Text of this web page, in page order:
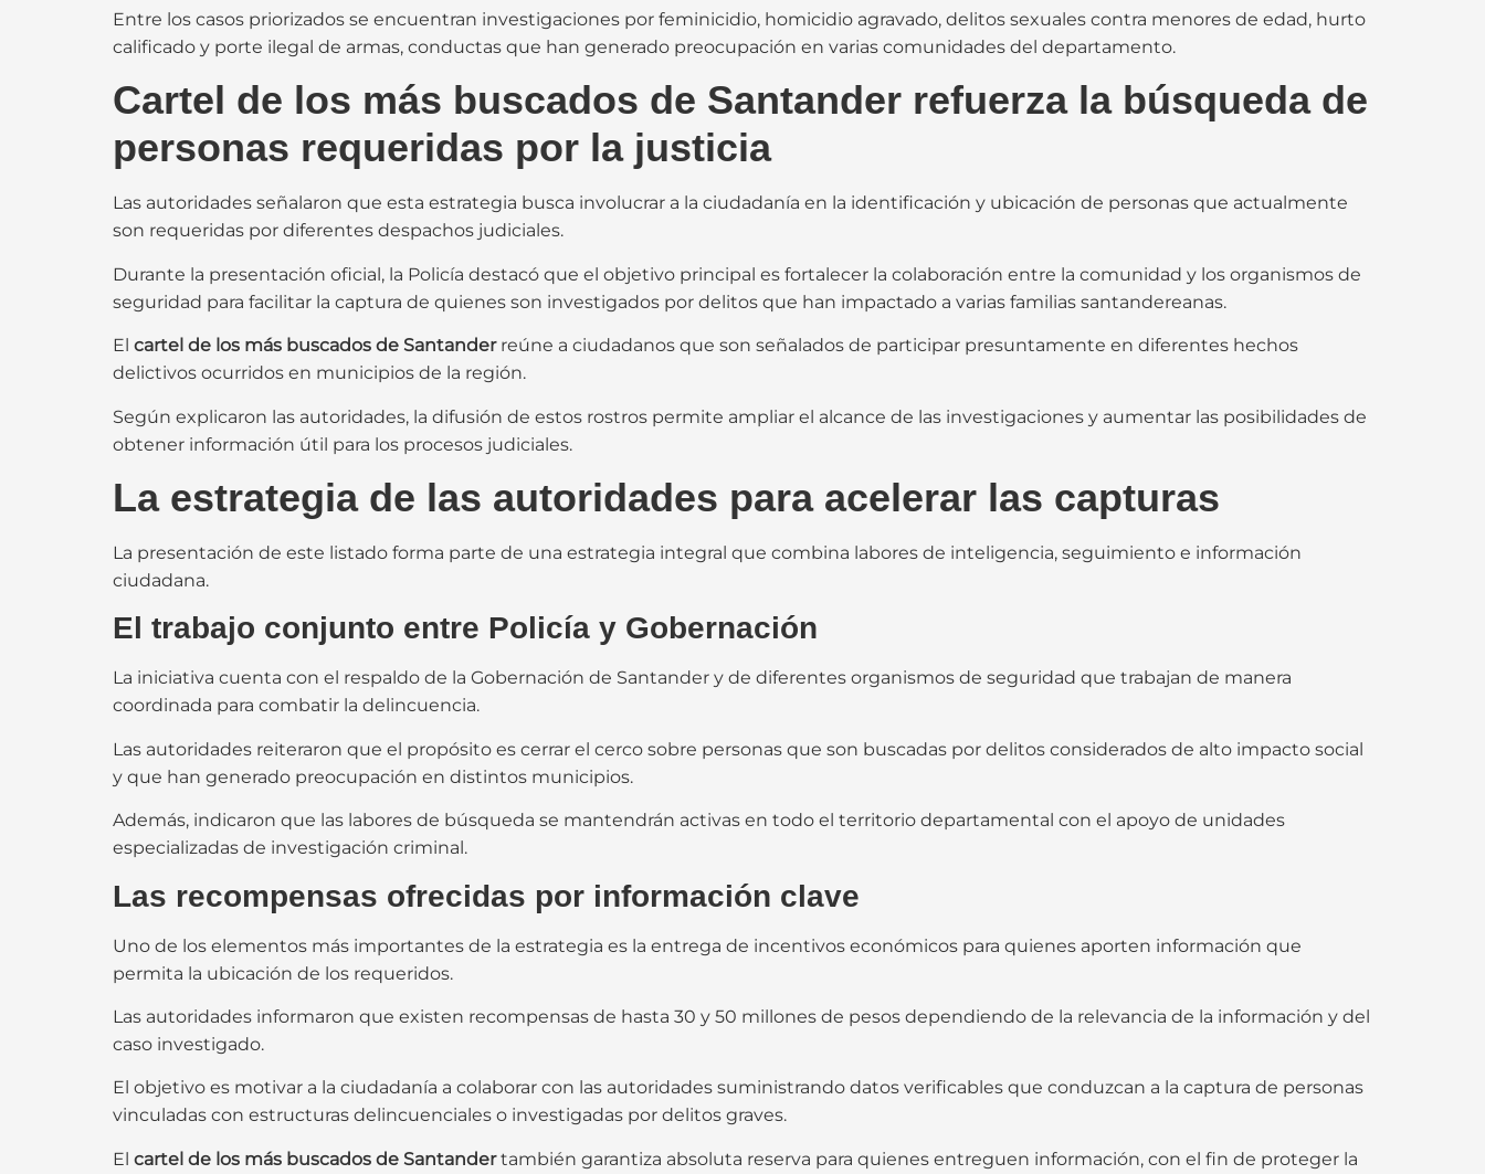
Entre los casos priorizados se encuentran investigaciones por feminicidio, homicidio agravado, delitos sexuales contra menores de edad, hurto
calificado y porte ilegal de armas, conductas que han generado preocupación en varias comunidades del departamento.
Cartel de los más buscados de Santander refuerza la búsqueda de
personas requeridas por la justicia
Las autoridades señalaron que esta estrategia busca involucrar a la ciudadanía en la identificación y ubicación de personas que actualmente
son requeridas por diferentes despachos judiciales.
Durante la presentación oficial, la Policía destacó que el objetivo principal es fortalecer la colaboración entre la comunidad y los organismos de
seguridad para facilitar la captura de quienes son investigados por delitos que han impactado a varias familias santandereanas.
El cartel de los más buscados de Santanderreúne a ciudadanos que son señalados de participar presuntamente en diferentes hechos
delictivos ocurridos en municipios de la región.
Según explicaron las autoridades, la difusión de estos rostros permite ampliar el alcance de las investigaciones y aumentar las posibilidades de
obtener información útil para los procesos judiciales.
La estrategia de las autoridades para acelerar las capturas
La presentación de este listado forma parte de una estrategia integral que combina labores de inteligencia, seguimiento e información
ciudadana.
El trabajo conjunto entre Policía y Gobernación
La iniciativa cuenta con el respaldo de la Gobernación de Santander y de diferentes organismos de seguridad que trabajan de manera
coordinada para combatir la delincuencia.
Las autoridades reiteraron que el propósito es cerrar el cerco sobre personas que son buscadas por delitos considerados de alto impacto social
y que han generado preocupación en distintos municipios.
Además, indicaron que las labores de búsqueda se mantendrán activas en todo el territorio departamental con el apoyo de unidades
especializadas de investigación criminal.
Las recompensas ofrecidas por información clave
Uno de los elementos más importantes de la estrategia es la entrega de incentivos económicos para quienes aporten información que
permita la ubicación de los requeridos.
Las autoridades informaron que existen recompensas de hasta 30 y 50 millones de pesos dependiendo de la relevancia de la información y del
caso investigado.
El objetivo es motivar a la ciudadanía a colaborar con las autoridades suministrando datos verificables que conduzcan a la captura de personas
vinculadas con estructuras delincuenciales o investigadas por delitos graves.
El cartel de los más buscados de Santandertambién garantiza absoluta reserva para quienes entreguen información, con el fin de proteger la